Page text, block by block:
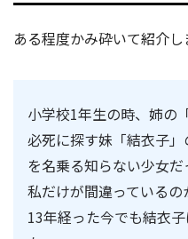
ある程度かみ砕いて紹介し
小学校1年生の時、姉の
必死に探す妹「結衣子
を名乗る知らない少女だ
私だけが間違っているの
13年経った今でも結衣